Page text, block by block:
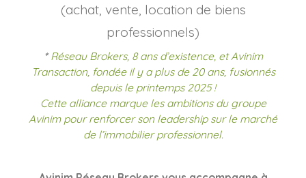
(achat, vente, location de biens
professionnels)
*Réseau Brokers, 8 ans d’existence, et Avinim
Transaction, fondée il y a plus de 20 ans, fusionnés
depuis le printemps 2025 !
Cette alliance marque les ambitions du groupe
Avinim pour renforcer son leadership sur le marché
de l’immobilier professionnel.